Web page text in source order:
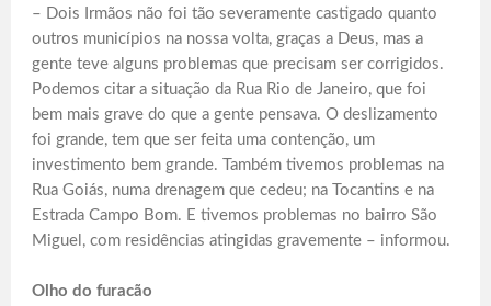
– Dois Irmãos não foi tão severamente castigado quanto
outros municípios na nossa volta, graças a Deus, mas a
gente teve alguns problemas que precisam ser corrigidos.
Podemos citar a situação da Rua Rio de Janeiro, que foi
bem mais grave do que a gente pensava. O deslizamento
foi grande, tem que ser feita uma contenção, um
investimento bem grande. Também tivemos problemas na
Rua Goiás, numa drenagem que cedeu; na Tocantins e na
Estrada Campo Bom. E tivemos problemas no bairro São
Miguel, com residências atingidas gravemente – informou.
Olho do furacão